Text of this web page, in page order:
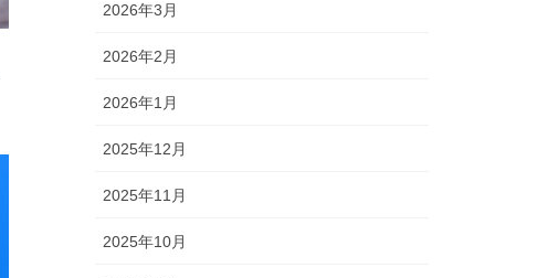
2026年3月
2026年2月
2026年1月
2025年12月
2025年11月
2025年10月